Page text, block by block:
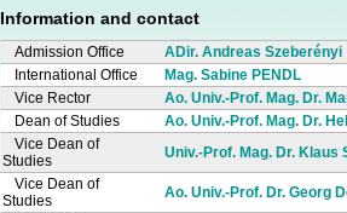
Information and contact
Admission Office
ADir. Andreas Szeberényi
International Office
Mag. Sabine PENDL
Vice Rector
Ao. Univ.-Prof. Mag. Dr.
Dean of Studies
Ao. Univ.-Prof. Mag. Dr.
Vice Dean of
Studies
Univ.-Prof. Mag. Dr. Klaus
Vice Dean of
Studies
Ao. Univ.-Prof. Dr. Georg